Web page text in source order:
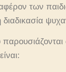
των
διαδικασία